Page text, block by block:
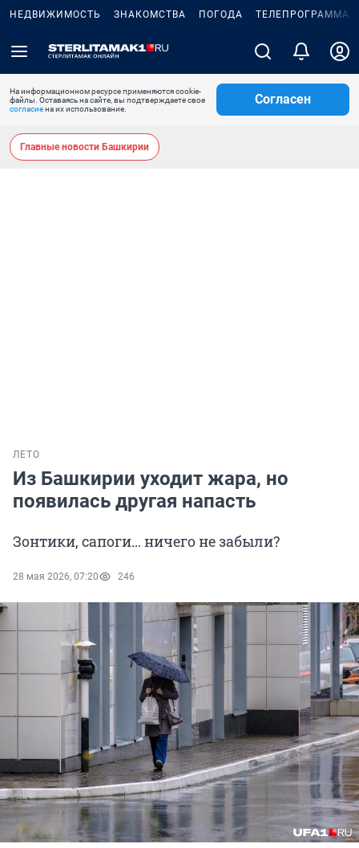
НЕДВИЖИМОСТЬ ЗНАКОМСТВА ПОГОДА ТЕЛЕПРОГРАММА
На информационном ресурсе применяются cookie-
файлы. Оставаясь на сайте, вы подтверждаете свое
согласиена их использование.
Согласен
Главные новости Башкирии
ЛЕТО
Из Башкирии уходит жара, но
появилась другая напасть
Зонтики, сапоги… ничего не забыли?
28 мая 2026, 07:20 246